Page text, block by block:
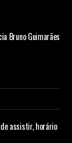
Bruno Guimarães
assistir, horário